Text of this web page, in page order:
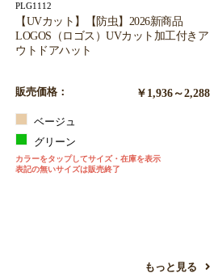
PLG1112
【UVカット】【防虫】2026新商品
LOGOS（ロゴス）UVカット加工付きア
ウトドアハット
販売価格： ￥1,936～2,288
ベージュ
グリーン
カラーをタップしてサイズ・在庫を表示
表記の無いサイズは販売終了
もっと見る
お買い物を続ける